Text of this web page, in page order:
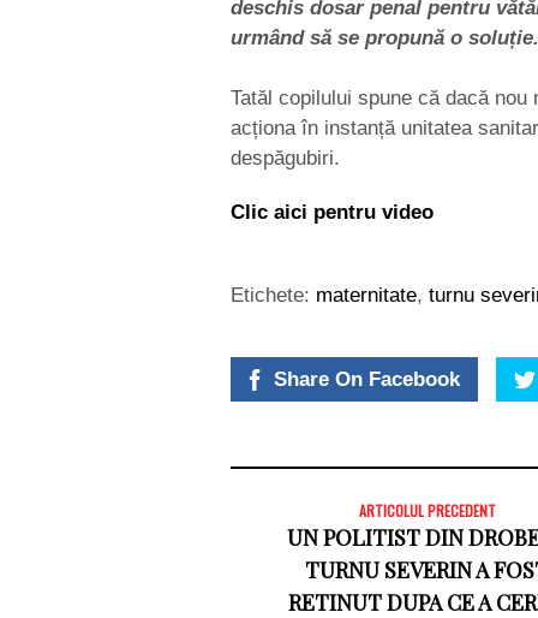
deschis dosar penal pentru
urmând să se propună o soluție.
Tatăl copilului spune că dacă
acționa în instanță unitatea
despăgubiri.
Clic aici pentru video
Etichete: maternitate, turnu
Share On Facebook
ARTICOLUL PRECEDENT
UN POLITIST DIN
TURNU SEVERIN A
RETINUT DUPA CE A